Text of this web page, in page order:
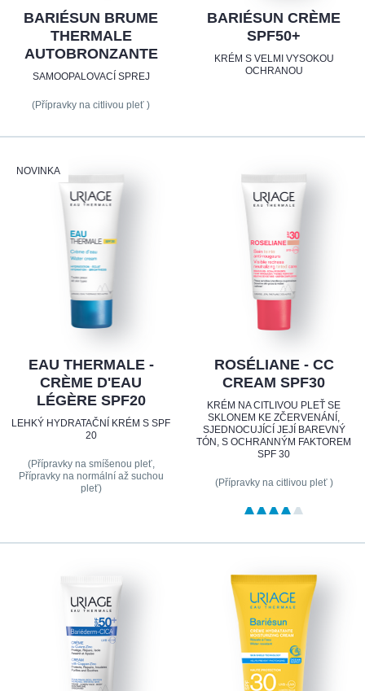
BARIÉSUN BRUME
THERMALE
AUTOBRONZANTE
SAMOOPALOVACÍ SPREJ
(Přípravky na citlivou pleť )
BARIÉSUN CRÈME
SPF50+
KRÉM S VELMI VYSOKOU
OCHRANOU
NOVINKA
EAU THERMALE -
CRÈME D'EAU
LÉGÈRE SPF20
LEHKÝ HYDRATAČNÍ KRÉM S SPF
20
(Přípravky na smíšenou pleť,
Přípravky na normální až suchou
pleť)
ROSÉLIANE - CC
CREAM SPF30
KRÉM NA CITLIVOU PLEŤ SE
SKLONEM KE ZČERVENÁNÍ,
SJEDNOCUJÍCÍ JEJÍ BAREVNÝ
TÓN, S OCHRANNÝM FAKTOREM
SPF 30
(Přípravky na citlivou pleť )